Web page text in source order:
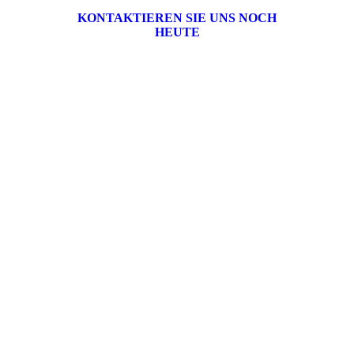
KONTAKTIEREN SIE UNS NOCH
HEUTE